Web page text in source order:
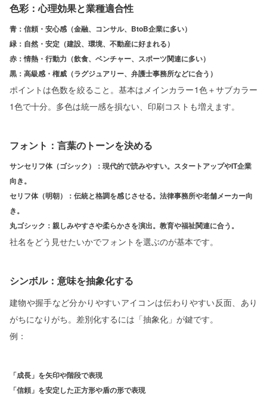
色彩：心理効果と業種適合性
青：信頼・安心感（金融、コンサル、BtoB企業に多い）
緑：自然・安定（建設、環境、不動産に好まれる）
赤：情熱・行動力（飲食、ベンチャー、スポーツ関連に多い）
黒：高級感・権威（ラグジュアリー、弁護士事務所などに合う）
ポイントは色数を絞ること。基本はメインカラー1色＋サブカラー
1色で十分。多色は統一感を損ない、印刷コストも増えます。
フォント：言葉のトーンを決める
サンセリフ体（ゴシック）：現代的で読みやすい。スタートアップやIT企業
向き。
セリフ体（明朝）：伝統と格調を感じさせる。法律事務所や老舗メーカー向
き。
丸ゴシック：親しみやすさや柔らかさを演出。教育や福祉関連に合う。
社名をどう見せたいかでフォントを選ぶのが基本です。
シンボル：意味を抽象化する
建物や握手など分かりやすいアイコンは伝わりやすい反面、あり
がちになりがち。差別化するには「抽象化」が鍵です。
例：
「成長」を矢印や階段で表現
「信頼」を安定した正方形や盾の形で表現